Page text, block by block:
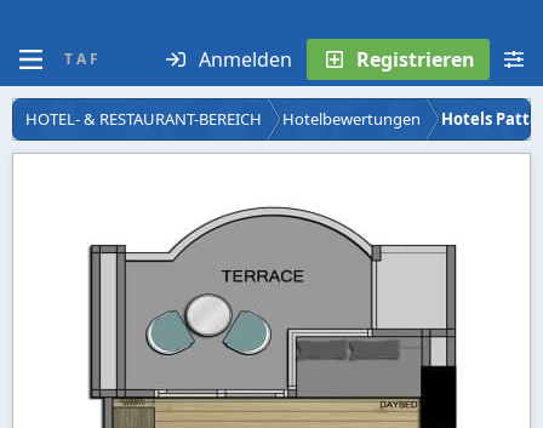
T A F Anmelden Registrieren
HOTEL- & RESTAURANT-BEREICH Hotelbewertungen Hotels